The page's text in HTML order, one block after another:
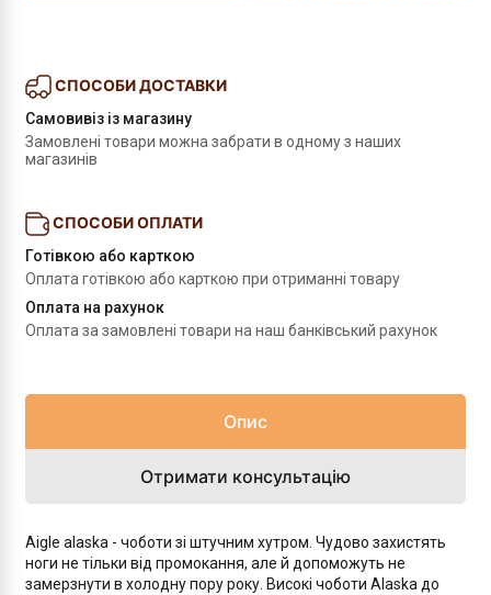
СПОСОБИ ДОСТАВКИ
Самовивіз із магазину
Замовлені товари можна забрати в одному з наших
магазинів
СПОСОБИ ОПЛАТИ
Готівкою або карткою
Оплата готівкою або карткою при отриманні товару
Оплата на рахунок
Оплата за замовлені товари на наш банківський рахунок
Опис
Отримати консультацію
Aigle alaska - чоботи зі штучним хутром. Чудово захистять
ноги не тільки від промокання, але й допоможуть не
замерзнути в холодну пору року. Високі чоботи Alaska до